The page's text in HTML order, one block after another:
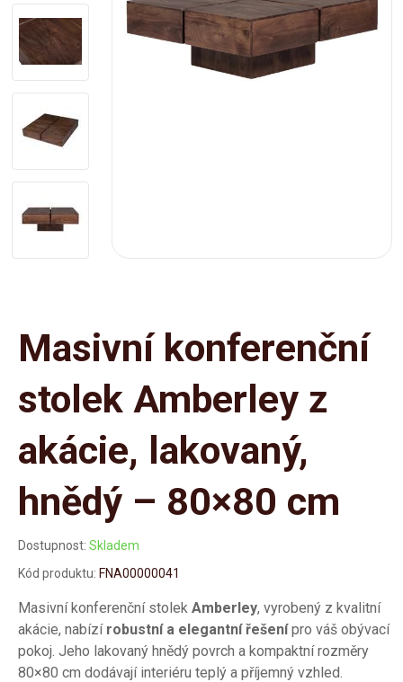
Masivní konferenční
stolek Amberley z
akácie, lakovaný,
hnědý – 80×80 cm
Dostupnost: Skladem
Kód produktu: FNA00000041
Masivní konferenční stolek Amberley, vyrobený z kvalitní
akácie, nabízí robustní a elegantní řešenípro váš obývací
pokoj. Jeho lakovaný hnědý povrch a kompaktní rozměry
80×80 cm dodávají interiéru teplý a příjemný vzhled.